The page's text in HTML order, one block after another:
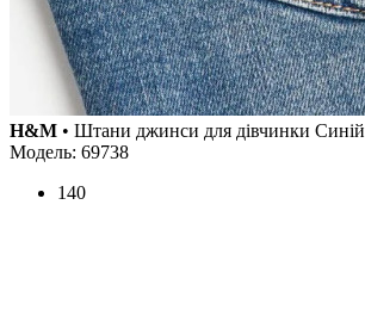
H&M • Штани джинси для дівчинки Синій
Модель: 69738
140